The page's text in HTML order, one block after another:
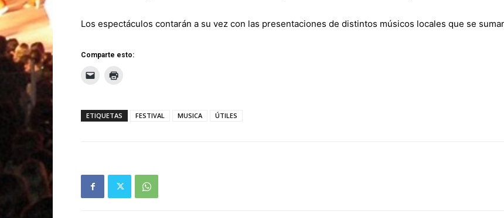
Los espectáculos contarán a su vez con las presentaciones de distintos músicos locales que se
Comparte esto:
ETIQUETAS FESTIVAL MUSICA ÚTILES